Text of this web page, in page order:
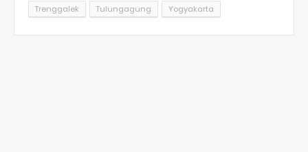
Trenggalek
Tulungagung Yogyakarta